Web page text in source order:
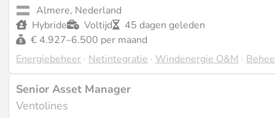
Projecten & Track Record
Onder de opmerkelijke voltooide projecten van
Ventolines was verantwoordelijk voor de realisatie en
(source:ventolines.nl). Het bedrijf blijft actief betrokken
in recente bronnen (source:
). Hun
met de Rijksdienst voor Ondernemend Nederland (RVO)
Almere, Nederland
Hybride
Voltijd
45 dagen geleden
€ 4.927–6.500 per maand
Energiebeheer · Netintegratie · Windenergie O&M ·
Senior Asset Manager
Ventolines